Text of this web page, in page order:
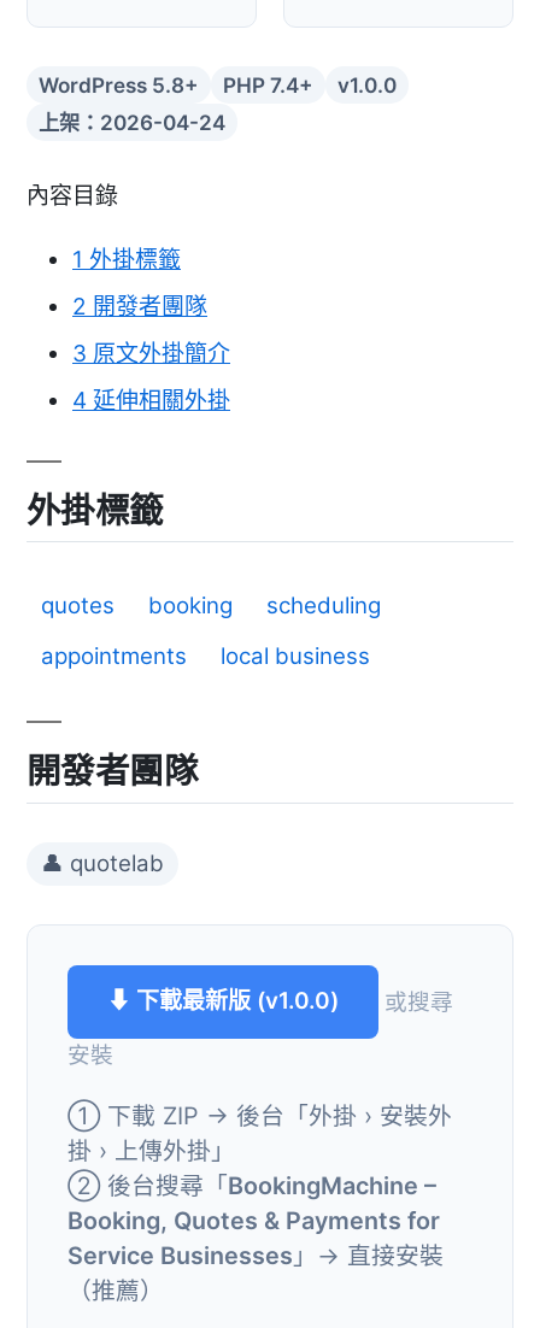
WordPress 5.8+ PHP 7.4+
v1.0.0
上架：2026-04-24
內容目錄
1 外掛標籤
2 開發者團隊
3 原文外掛簡介
4 延伸相關外掛
外掛標籤
quotes booking
scheduling
appointments
local business
開發者團隊
👤 quotelab
⬇ 下載最新版 (v1.0.0)
或搜尋
安裝
① 下載 ZIP → 後台「外掛 › 安裝外
掛 › 上傳外掛」
② 後台搜尋「BookingMachine –
Booking, Quotes & Payments for
Service Businesses 」→ 直接安裝
（推薦）